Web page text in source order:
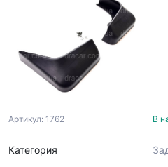
Артикул: 1762
Категория
В